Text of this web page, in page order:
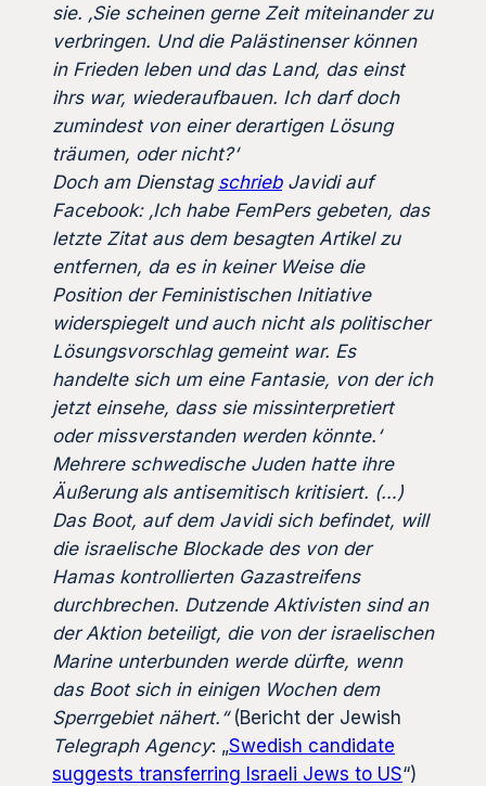
sie. ‚Sie scheinen gerne Zeit miteinander zu
verbringen. Und die Palästinenser können
in Frieden leben und das Land, das einst
ihrs war, wiederaufbauen. Ich darf doch
zumindest von einer derartigen Lösung
träumen, oder nicht?‘
Doch am Dienstag schriebJavidi auf
Facebook: ‚Ich habe FemPers gebeten, das
letzte Zitat aus dem besagten Artikel zu
entfernen, da es in keiner Weise die
Position der Feministischen Initiative
widerspiegelt und auch nicht als politischer
Lösungsvorschlag gemeint war. Es
handelte sich um eine Fantasie, von der ich
jetzt einsehe, dass sie missinterpretiert
oder missverstanden werden könnte.‘
Mehrere schwedische Juden hatte ihre
Äußerung als antisemitisch kritisiert. (…)
Das Boot, auf dem Javidi sich befindet, will
die israelische Blockade des von der
Hamas kontrollierten Gazastreifens
durchbrechen. Dutzende Aktivisten sind an
der Aktion beteiligt, die von der israelischen
Marine unterbunden werde dürfte, wenn
das Boot sich in einigen Wochen dem
Sperrgebiet nähert.“(Bericht der Jewish
Telegraph Agency: „Swedish candidate
suggests transferring Israeli Jews to US“)